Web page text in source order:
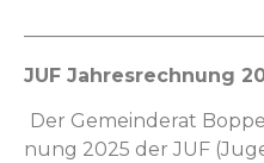
JUF Jahres­rech­nung
Der Gemein­der­at
nung 2025 der JUF